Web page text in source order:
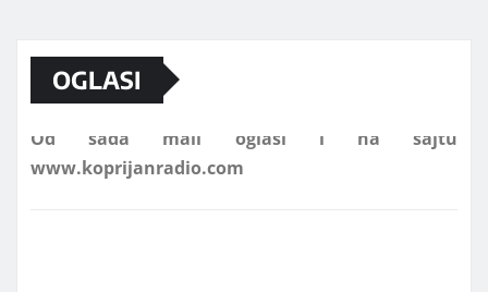
OGLASI
Od sada mali oglasi i na sajtu
www.koprijanradio.com